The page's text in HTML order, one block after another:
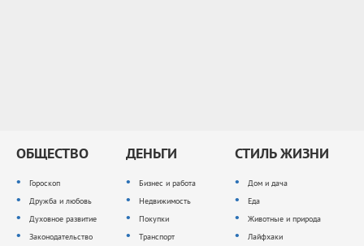
ОБЩЕСТВО
Гороскоп
Дружба и любовь
Духовное развитие
Законодательство
ДЕНЬГИ
Бизнес и работа
Недвижимость
Покупки
Транспорт
СТИЛЬ ЖИЗНИ
Дом и дача
Еда
Животные и природа
Лайфхаки